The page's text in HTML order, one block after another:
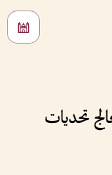
تحديات